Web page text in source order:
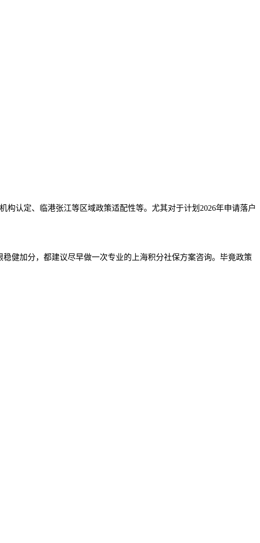
认定、临港张江等区域政策适配性等。尤其对于计划2026年申请落户
健加分，都建议尽早做一次专业的上海积分社保方案咨询。毕竟政策